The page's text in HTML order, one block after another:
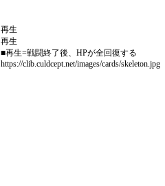
再生
再生
■再生=戦闘終了後、HPが全回復する
https://clib.culdcept.net/images/cards/skeleton.jpg